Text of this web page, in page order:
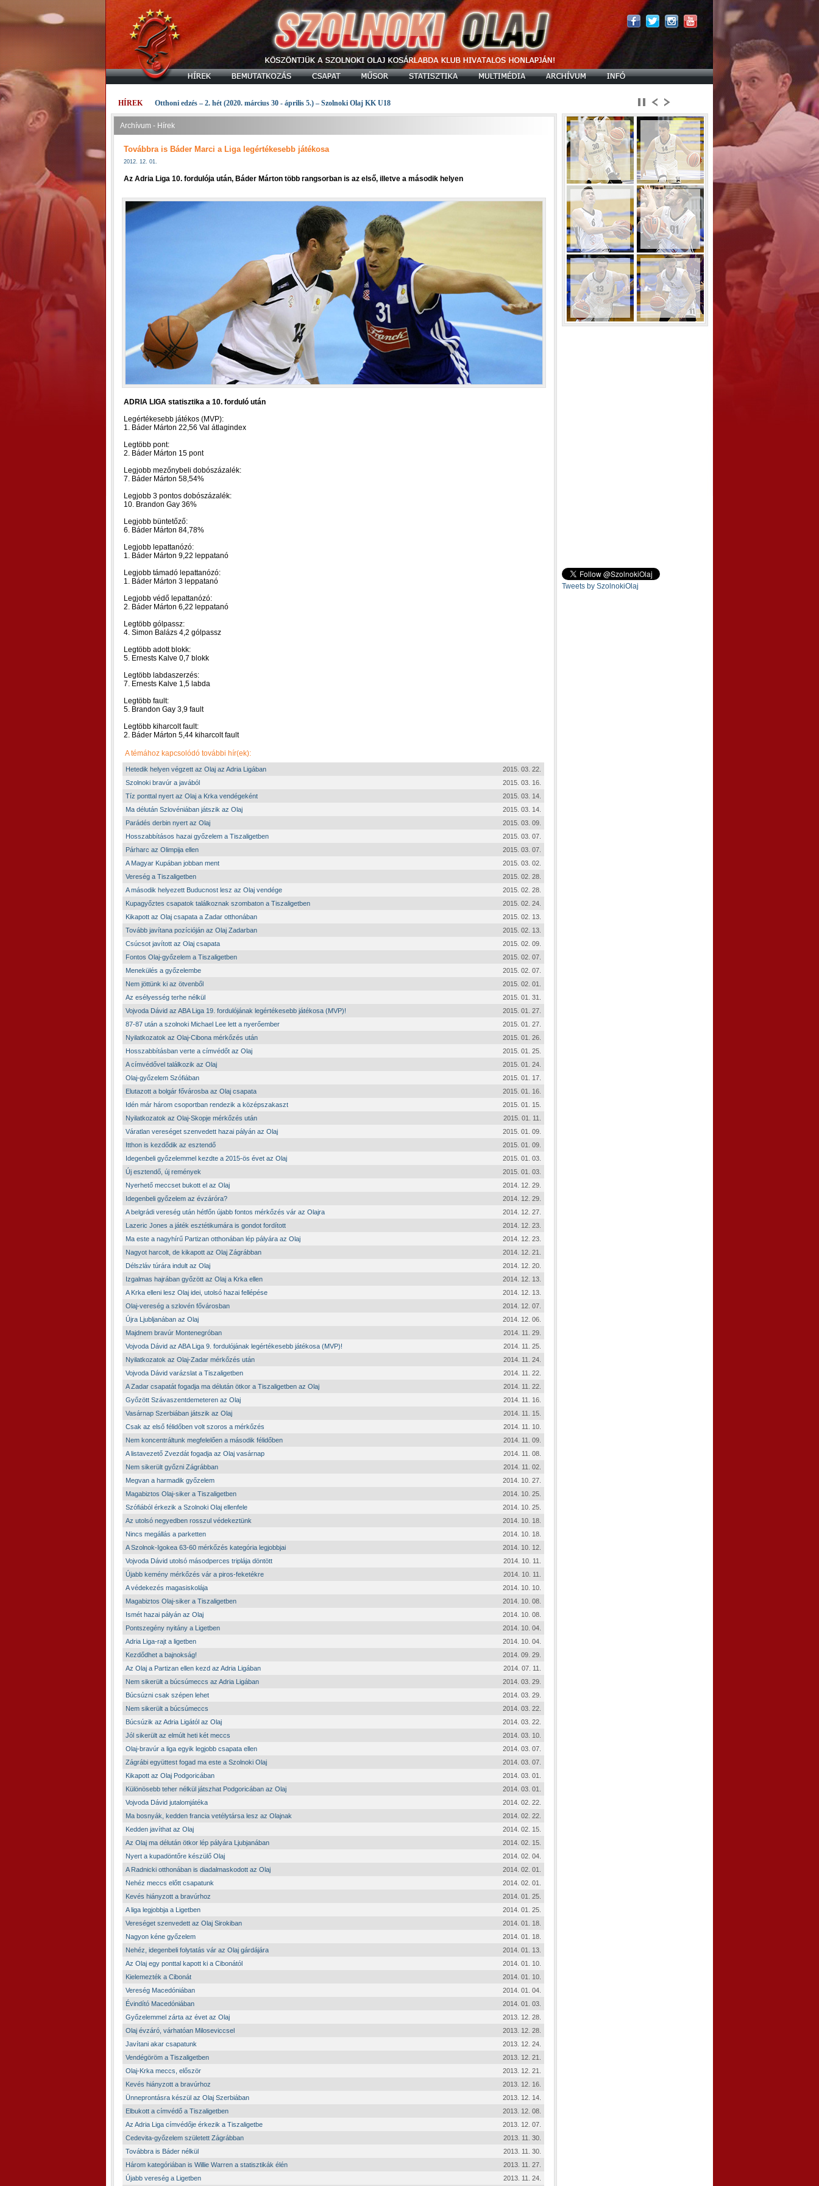
HÍREK Otthoni edzés – 2. hét (2020. március 30 - április 5.) – Szolnoki Olaj KK U18
Archívum - Hírek
Továbbra is Báder Marci a Liga legértékesebb játékosa
2012. 12. 01.
Az Adria Liga 10. fordulója után, Báder Márton több rangsorban is az első, illetve a második helyen
ADRIA LIGA statisztika a 10. forduló után
Legértékesebb játékos (MVP):
1. Báder Márton 22,56 Val átlagindex
Legtöbb pont:
2. Báder Márton 15 pont
Legjobb mezőnybeli dobószázalék:
7. Báder Márton 58,54%
Legjobb 3 pontos dobószázalék:
10. Brandon Gay 36%
Legjobb büntetőző:
6. Báder Márton 84,78%
Legjobb lepattanózó:
1. Báder Márton 9,22 leppatanó
Legjobb támadó lepattanózó:
1. Báder Márton 3 leppatanó
Legjobb védő lepattanózó:
2. Báder Márton 6,22 leppatanó
Legtöbb gólpassz:
4. Simon Balázs 4,2 gólpassz
Legtöbb adott blokk:
5. Ernests Kalve 0,7 blokk
Legtöbb labdaszerzés:
7. Ernests Kalve 1,5 labda
Legtöbb fault:
5. Brandon Gay 3,9 fault
Legtöbb kiharcolt fault:
2. Báder Márton 5,44 kiharcolt fault
A témához kapcsolódó további hír(ek):
Hetedik helyen végzett az Olaj az Adria Ligában
2015. 03. 22.
Szolnoki bravúr a javából
2015. 03. 16.
Tíz ponttal nyert az Olaj a Krka vendégeként
2015. 03. 14.
Ma délután Szlovéniában játszik az Olaj
2015. 03. 14.
Parádés derbin nyert az Olaj
2015. 03. 09.
Hosszabbításos hazai győzelem a Tiszaligetben
2015. 03. 07.
Párharc az Olimpija ellen
2015. 03. 07.
A Magyar Kupában jobban ment
2015. 03. 02.
Vereség a Tiszaligetben
2015. 02. 28.
A második helyezett Buducnost lesz az Olaj vendége
2015. 02. 28.
Kupagyőztes csapatok találkoznak szombaton a Tiszaligetben
2015. 02. 24.
Kikapott az Olaj csapata a Zadar otthonában
2015. 02. 13.
Tovább javítana pozícióján az Olaj Zadarban
2015. 02. 13.
Csúcsot javított az Olaj csapata
2015. 02. 09.
Fontos Olaj-győzelem a Tiszaligetben
2015. 02. 07.
Menekülés a győzelembe
2015. 02. 07.
Nem jöttünk ki az ötvenből
2015. 02. 01.
Az esélyesség terhe nélkül
2015. 01. 31.
Vojvoda Dávid az ABA Liga 19. fordulójának legértékesebb játékosa (MVP)!
2015. 01. 27.
87-87 után a szolnoki Michael Lee lett a nyerőember
2015. 01. 27.
Nyilatkozatok az Olaj-Cibona mérkőzés után
2015. 01. 26.
Hosszabbításban verte a címvédőt az Olaj
2015. 01. 25.
A címvédővel találkozik az Olaj
2015. 01. 24.
Olaj-győzelem Szófiában
2015. 01. 17.
Elutazott a bolgár fővárosba az Olaj csapata
2015. 01. 16.
Idén már három csoportban rendezik a középszakaszt
2015. 01. 15.
Nyilatkozatok az Olaj-Skopje mérkőzés után
2015. 01. 11.
Váratlan vereséget szenvedett hazai pályán az Olaj
2015. 01. 09.
Itthon is kezdődik az esztendő
2015. 01. 09.
Idegenbeli győzelemmel kezdte a 2015-ös évet az Olaj
2015. 01. 03.
Új esztendő, új remények
2015. 01. 03.
Nyerhető meccset bukott el az Olaj
2014. 12. 29.
Idegenbeli győzelem az évzáróra?
2014. 12. 29.
A belgrádi vereség után hétfőn újabb fontos mérkőzés vár az Olajra
2014. 12. 27.
Lazeric Jones a játék esztétikumára is gondot fordított
2014. 12. 23.
Ma este a nagyhírű Partizan otthonában lép pályára az Olaj
2014. 12. 23.
Nagyot harcolt, de kikapott az Olaj Zágrábban
2014. 12. 21.
Délszláv túrára indult az Olaj
2014. 12. 20.
Izgalmas hajrában győzött az Olaj a Krka ellen
2014. 12. 13.
A Krka elleni lesz Olaj idei, utolsó hazai fellépése
2014. 12. 13.
Olaj-vereség a szlovén fővárosban
2014. 12. 07.
Újra Ljubljanában az Olaj
2014. 12. 06.
Majdnem bravúr Montenegróban
2014. 11. 29.
Vojvoda Dávid az ABA Liga 9. fordulójának legértékesebb játékosa (MVP)!
2014. 11. 25.
Nyilatkozatok az Olaj-Zadar mérkőzés után
2014. 11. 24.
Vojvoda Dávid varázslat a Tiszaligetben
2014. 11. 22.
A Zadar csapatát fogadja ma délután ötkor a Tiszaligetben az Olaj
2014. 11. 22.
Győzött Szávaszentdemeteren az Olaj
2014. 11. 16.
Vasárnap Szerbiában játszik az Olaj
2014. 11. 15.
Csak az első félidőben volt szoros a mérkőzés
2014. 11. 10.
Nem koncentráltunk megfelelően a második félidőben
2014. 11. 09.
A listavezető Zvezdát fogadja az Olaj vasárnap
2014. 11. 08.
Nem sikerült győzni Zágrábban
2014. 11. 02.
Megvan a harmadik győzelem
2014. 10. 27.
Magabiztos Olaj-siker a Tiszaligetben
2014. 10. 25.
Szófiából érkezik a Szolnoki Olaj ellenfele
2014. 10. 25.
Az utolsó negyedben rosszul védekeztünk
2014. 10. 18.
Nincs megállás a parketten
2014. 10. 18.
A Szolnok-Igokea 63-60 mérkőzés kategória legjobbjai
2014. 10. 12.
Vojvoda Dávid utolsó másodperces triplája döntött
2014. 10. 11.
Újabb kemény mérkőzés vár a piros-feketékre
2014. 10. 11.
A védekezés magasiskolája
2014. 10. 10.
Magabiztos Olaj-siker a Tiszaligetben
2014. 10. 08.
Ismét hazai pályán az Olaj
2014. 10. 08.
Pontszegény nyitány a Ligetben
2014. 10. 04.
Adria Liga-rajt a ligetben
2014. 10. 04.
Kezdődhet a bajnokság!
2014. 09. 29.
Az Olaj a Partizan ellen kezd az Adria Ligában
2014. 07. 11.
Nem sikerült a búcsúmeccs az Adria Ligában
2014. 03. 29.
Búcsúzni csak szépen lehet
2014. 03. 29.
Nem sikerült a búcsúmeccs
2014. 03. 22.
Búcsúzik az Adria Ligától az Olaj
2014. 03. 22.
Jól sikerült az elmúlt heti két meccs
2014. 03. 10.
Olaj-bravúr a liga egyik legjobb csapata ellen
2014. 03. 07.
Zágrábi együttest fogad ma este a Szolnoki Olaj
2014. 03. 07.
Kikapott az Olaj Podgoricában
2014. 03. 01.
Különösebb teher nélkül játszhat Podgoricában az Olaj
2014. 03. 01.
Vojvoda Dávid jutalomjátéka
2014. 02. 22.
Ma bosnyák, kedden francia vetélytársa lesz az Olajnak
2014. 02. 22.
Kedden javíthat az Olaj
2014. 02. 15.
Az Olaj ma délután ötkor lép pályára Ljubjanában
2014. 02. 15.
Nyert a kupadöntőre készülő Olaj
2014. 02. 04.
A Radnicki otthonában is diadalmaskodott az Olaj
2014. 02. 01.
Nehéz meccs előtt csapatunk
2014. 02. 01.
Kevés hiányzott a bravúrhoz
2014. 01. 25.
A liga legjobbja a Ligetben
2014. 01. 25.
Vereséget szenvedett az Olaj Sirokiban
2014. 01. 18.
Nagyon kéne győzelem
2014. 01. 18.
Nehéz, idegenbeli folytatás vár az Olaj gárdájára
2014. 01. 13.
Az Olaj egy ponttal kapott ki a Cibonától
2014. 01. 10.
Kielemezték a Cibonát
2014. 01. 10.
Vereség Macedóniában
2014. 01. 04.
Évindító Macedóniában
2014. 01. 03.
Győzelemmel zárta az évet az Olaj
2013. 12. 28.
Olaj évzáró, várhatóan Miloseviccsel
2013. 12. 28.
Javítani akar csapatunk
2013. 12. 24.
Vendégöröm a Tiszaligetben
2013. 12. 21.
Olaj-Krka meccs, először
2013. 12. 21.
Kevés hiányzott a bravúrhoz
2013. 12. 16.
Ünneprontásra készül az Olaj Szerbiában
2013. 12. 14.
Elbukott a címvédő a Tiszaligetben
2013. 12. 08.
Az Adria Liga címvédője érkezik a Tiszaligetbe
2013. 12. 07.
Cedevita-győzelem született Zágrábban
2013. 11. 30.
Továbbra is Báder nélkül
2013. 11. 30.
Három kategóriában is Willie Warren a statisztikák élén
2013. 11. 27.
Újabb vereség a Ligetben
2013. 11. 24.
Tweets by SzolnokiOlaj